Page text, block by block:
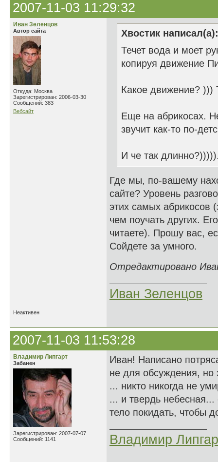
2007-11-03 11:29:32
Иван Зеленцов
Автор сайта
Откуда: Москва
Зарегистрирован: 2006-03-30
Сообщений: 383
Вебсайт
Хвостик написал(а):
Течет вода и моет
копируя движение
Какое движение? )))
Еще на абрикосах.
звучит как-то по-
И че так
Где мы, по-вашему
сайте? Уровень
этих самых абрикосов
чем поучать других.
читаете). Прошу вас,
Сойдете за умного.
Отредактировано
Иван Зеленцов
Неактивен
2007-11-03 11:53:28
Владимир Липгарт
Забанен
Зарегистрирован: 2007-07-07
Сообщений: 1141
Иван! Написано
не для обсуждения, но
... никто никогда не
... и твердь
тело покидать, чтобы
Владимир